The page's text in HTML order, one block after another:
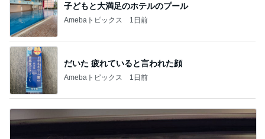
子どもと大満足のホテルのプール
Amebaトピックス 1日前
だいた 疲れていると言われた顔
Amebaトピックス 1日前